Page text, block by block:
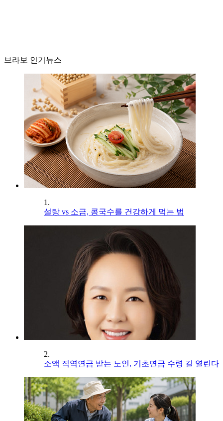
브라보 인기뉴스
1.
설탕 vs 소금, 콩국수를 건강하게 먹는 법
2.
소액 직역연금 받는 노인, 기초연금 수령 길 열린다